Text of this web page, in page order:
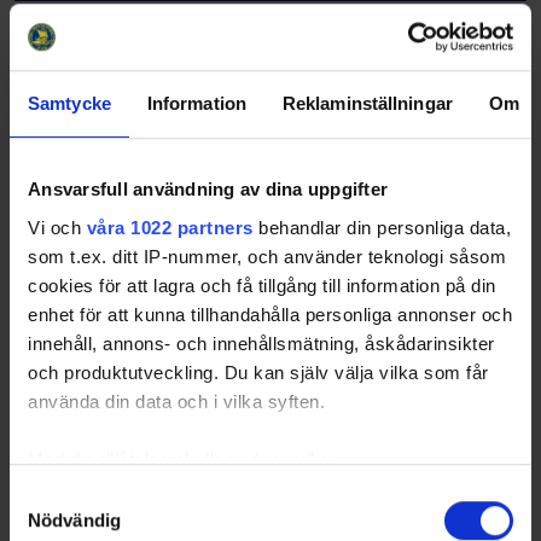
Samtycke Information Reklaminställningar Om
Ansvarsfull användning av dina uppgifter
Vi och våra 1022 partners behandlar din personliga data,
som t.ex. ditt IP-nummer, och använder teknologi såsom
cookies för att lagra och få tillgång till information på din
enhet för att kunna tillhandahålla personliga annonser och
innehåll, annons- och innehållsmätning, åskådarinsikter
och produktutveckling. Du kan själv välja vilka som får
använda din data och i vilka syften.
Med din tillåtelse skulle vi även vilja:
som kan ha en noggrannhet på upp till flera meter
Nödvändig
Anmälda lag seriespel 26-27
serierna 26-27. Vi uppdaterar sidan manuellt, så sidan
kommer att uppdateras i mån av tid. Under semestertid
Nu öppnar anmälan till seriespel säsongen